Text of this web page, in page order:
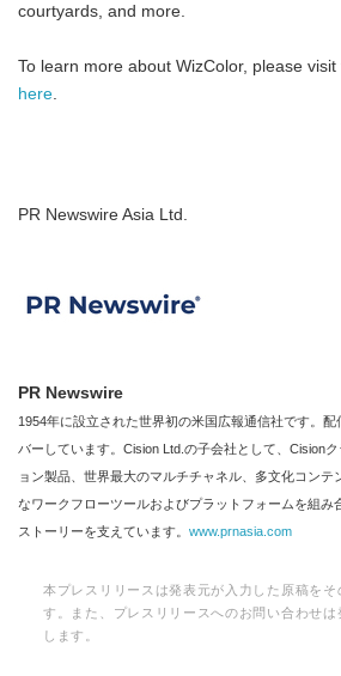
courtyards, and more.
To learn more about WizColor, please
here
PR Newswire Asia Ltd.
PR Newswire
1954年に設立された世界初の米国広報通信社です。
バーしています。Cision Ltd.の子会社として、Cision
ョン製品、世界最大のマルチチャネル、多文化コンテ
なワークフローツールおよびプラットフォームを組み
ストーリーを支えています。 www.prnasia.com
本プレスリリースは発表元が入力した原稿をそ
す。また、プレスリリースへのお問い合わせ
します。